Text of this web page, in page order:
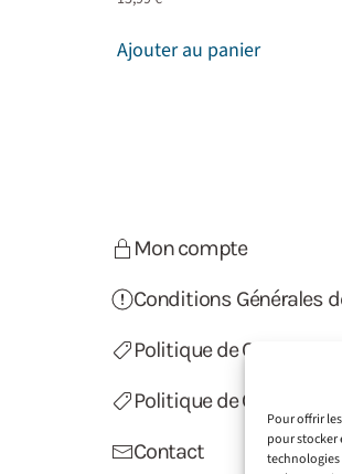
Pour offrir
pour stocker
Ajouter au panier
Mon compte
Conditions Générales
Politique de
Politique de Cookies (UE)
Contact